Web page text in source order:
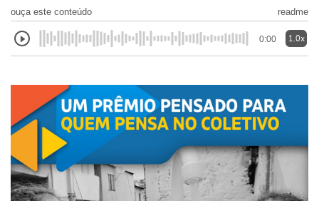
ouça este conteúdo readme
0:00 1.0x